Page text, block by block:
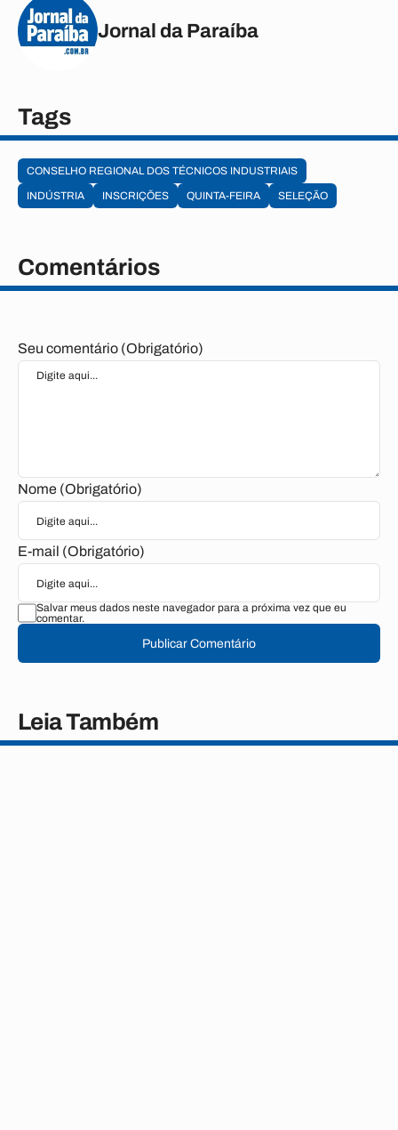
Jornal da Paraíba
Tags
CONSELHO REGIONAL DOS TÉCNICOS INDUSTRIAIS
INDÚSTRIA
INSCRIÇÕES QUINTA-FEIRA SELEÇÃO
Comentários
Seu comentário (Obrigatório)
Nome (Obrigatório)
E-mail (Obrigatório)
Salvar meus dados neste navegador para a próxima vez que eu
comentar.
Publicar Comentário
Leia Também